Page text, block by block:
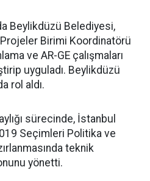
Beylikdüzü Belediyesi,
Birimi Koordinatörü
ve AR-GE çalışmaları
uyguladı. Beylikdüzü
rol aldı.
sürecinde, İstanbul
Seçimleri Politika ve
teknik
yönetti.